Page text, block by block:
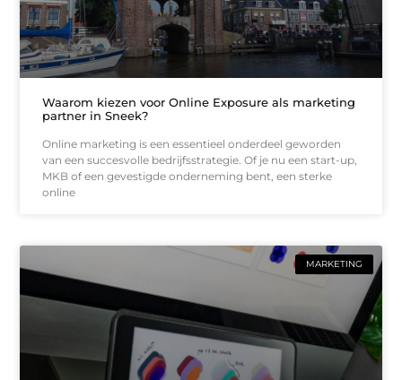
Waarom kiezen voor Online Exposure als marketing
partner in Sneek?
Online marketing is een essentieel onderdeel geworden
van een succesvolle bedrijfsstrategie. Of je nu een start-up,
MKB of een gevestigde onderneming bent, een sterke
online
MARKETING